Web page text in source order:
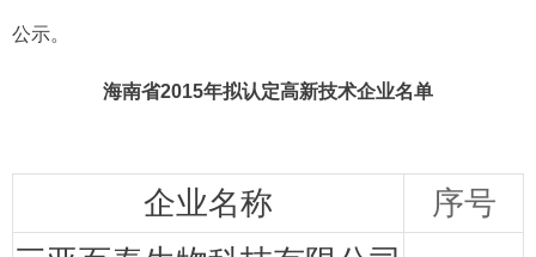
公示。
海南省2015年拟认定高新技术企业名单
企业名称
序号